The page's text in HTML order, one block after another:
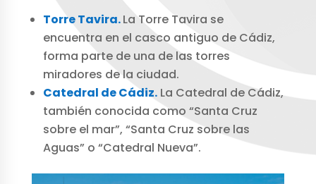
Torre Tavira.La Torre Tavira se
encuentra en el casco antiguo de Cádiz,
forma parte de una de las torres
miradores de la ciudad.
Catedral de Cádiz.La Catedral de Cádiz,
también conocida como “Santa Cruz
sobre el mar”, “Santa Cruz sobre las
Aguas” o “Catedral Nueva”.